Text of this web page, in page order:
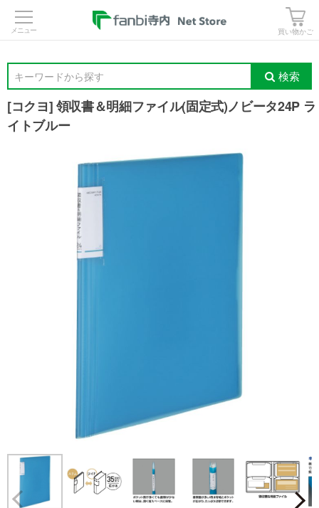
買い物かご
キーワードから探す 検索
[コクヨ] 領収書＆明細ファイル(固定式)ノビータ24P ラ
イトブルー